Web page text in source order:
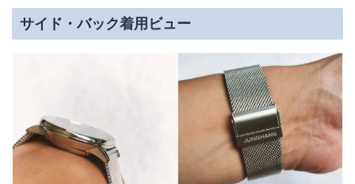
サイド・バック着用ビュー